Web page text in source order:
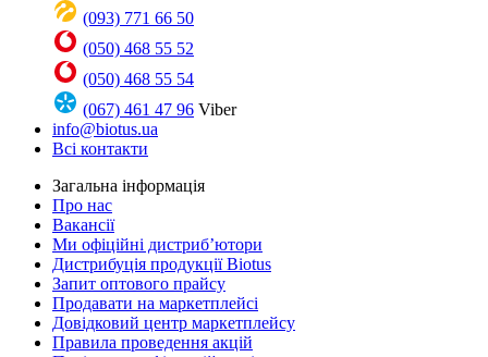
(093) 771 66 50
(050) 468 55 52
(050) 468 55 54
(067) 461 47 96 Viber
info@biotus.ua
Всі контакти
Загальна інформація
Про нас
Вакансії
Ми офіційні дистриб’ютори
Дистрибуція продукції Biotus
Запит оптового прайсу
Продавати на маркетплейсі
Довідковий центр маркетплейсу
Правила проведення акцій